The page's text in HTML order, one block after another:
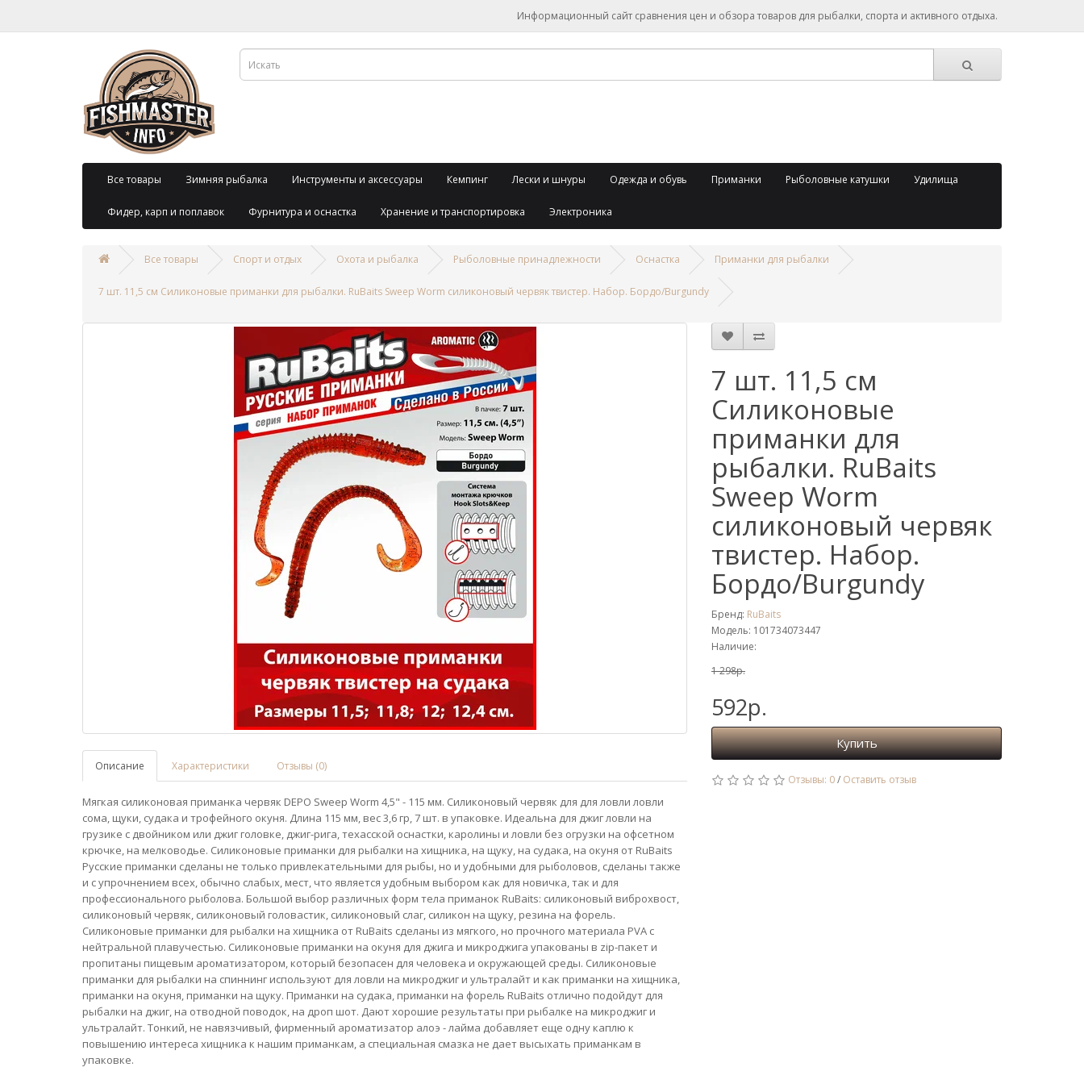
Информационный сайт сравнения цен и обзора товаров для рыбалки, спорта и активного отдыха.
Все товары Зимняя рыбалка Инструменты и аксессуары Кемпинг Лески и шнуры Одежда и обувь Приманки Рыболовные катушки Удилища
Фидер, карп и поплавок Фурнитура и оснастка Хранение и транспортировка Электроника
Все товары Спорт и отдых Охота и рыбалка Рыболовные принадлежности Оснастка Приманки для рыбалки
7 шт. 11,5 см Cиликоновые приманки для рыбалки. RuBaits Sweep Worm силиконовый червяк твистер. Набор. Бордо/Burgundy
Описание Характеристики Отзывы (0)
Мягкая силиконовая приманка червяк DEPO Sweep Worm 4,5" - 115 мм. Силиконовый червяк для для ловли ловли
сома, щуки, судака и трофейного окуня. Длина 115 мм, вес 3,6 гр, 7 шт. в упаковке. Идеальна для джиг ловли на
грузике с двойником или джиг головке, джиг-рига, техасской оснастки, каролины и ловли без огрузки на офсетном
крючке, на мелководье. Силиконовые приманки для рыбалки на хищника, на щуку, на судака, на окуня от RuBaits
Русские приманки сделаны не только привлекательными для рыбы, но и удобными для рыболовов, сделаны также
и с упрочнением всех, обычно слабых, мест, что является удобным выбором как для новичка, так и для
профессионального рыболова. Большой выбор различных форм тела приманок RuBaits: силиконовый виброхвост,
силиконовый червяк, силиконовый головастик, силиконовый слаг, силикон на щуку, резина на форель.
Силиконовые приманки для рыбалки на хищника от RuBaits сделаны из мягкого, но прочного материала PVA с
нейтральной плавучестью. Силиконовые приманки на окуня для джига и микроджига упакованы в zip-пакет и
пропитаны пищевым ароматизатором, который безопасен для человека и окружающей среды. Силиконовые
приманки для рыбалки на спиннинг используют для ловли на микроджиг и ультралайт и как приманки на хищника,
приманки на окуня, приманки на щуку. Приманки на судака, приманки на форель RuBaits отлично подойдут для
рыбалки на джиг, на отводной поводок, на дроп шот. Дают хорошие результаты при рыбалке на микроджиг и
ультралайт. Тонкий, не навязчивый, фирменный ароматизатор алоэ - лайма добавляет еще одну каплю к
повышению интереса хищника к нашим приманкам, а специальная смазка не дает высыхать приманкам в
упаковке.
7 шт. 11,5 см
Cиликоновые
приманки для
рыбалки. RuBaits
Sweep Worm
силиконовый червяк
твистер. Набор.
Бордо/Burgundy
Бренд: RuBaits
Модель: 101734073447
Наличие:
1 298р.
592р.
Купить
Отзывы: 0/ Оставить отзыв